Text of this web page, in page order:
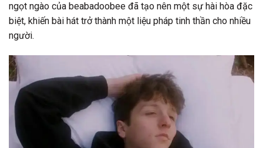
ngọt ngào của beabadoobee đã tạo nên một sự hài hòa đặc
biệt, khiến bài hát trở thành một liệu pháp tinh thần cho nhiều
người.